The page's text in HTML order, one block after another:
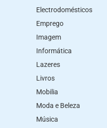
Electrodomésticos
Emprego
Imagem
Informática
Lazeres
Livros
Mobilia
Moda e Beleza
Música